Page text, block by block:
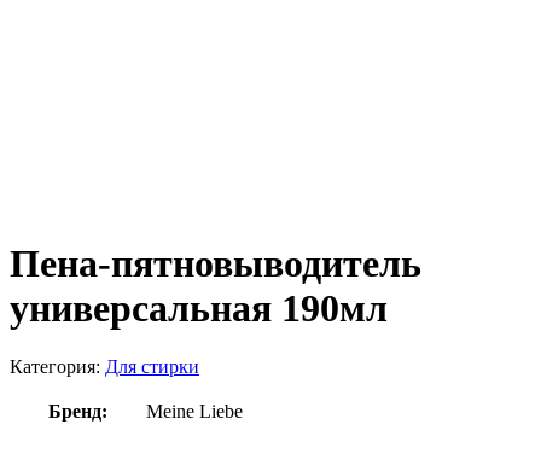
Пена-пятновыводитель
универсальная 190мл
Категория: Для стирки
Бренд: Meine Liebe